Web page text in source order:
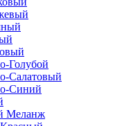
Голубой
Салатовый
Синий
Меланж